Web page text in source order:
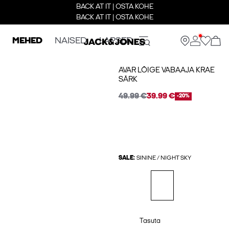
BACK AT IT | OSTA KOHE
BACK AT IT | OSTA KOHE
MEHED NAISED LAPSED
AVAR LÕIGE VABAAJA KRAE
SÄRK
49.99 €39.99 € -20%
SALE: SININE / NIGHT SKY
Tasuta